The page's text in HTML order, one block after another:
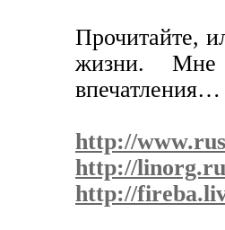
Прочитайте,
жизни.
http://
http://
http://